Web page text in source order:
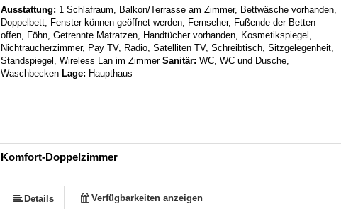
Ausstattung: 1 Schlafraum, Balkon/Terrasse am Zimmer, Bettwäsche vorhanden,
Doppelbett, Fenster können geöffnet werden, Fernseher, Fußende der Betten
offen, Föhn, Getrennte Matratzen, Handtücher vorhanden, Kosmetikspiegel,
Nichtraucherzimmer, Pay TV, Radio, Satelliten TV, Schreibtisch, Sitzgelegenheit,
Standspiegel, Wireless Lan im ZimmerSanitär:WC, WC und Dusche,
Waschbecken Lage: Haupthaus
Komfort-Doppelzimmer
Details Verfügbarkeiten anzeigen